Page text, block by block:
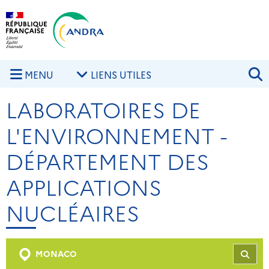
Aller au contenu principal
MENU LIENS UTILES
LABORATOIRES DE
L'ENVIRONNEMENT -
DÉPARTEMENT DES
APPLICATIONS
NUCLÉAIRES
MONACO